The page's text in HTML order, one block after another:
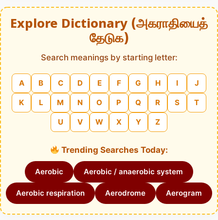
Explore Dictionary (அகராதியைத்
தேடுக)
Search meanings by starting letter:
A B C D E F G H I J
K L M N O P Q R S T
U V W X Y Z
Trending Searches Today:
Aerobic Aerobic / anaerobic system
Aerobic respiration Aerodrome Aerogram